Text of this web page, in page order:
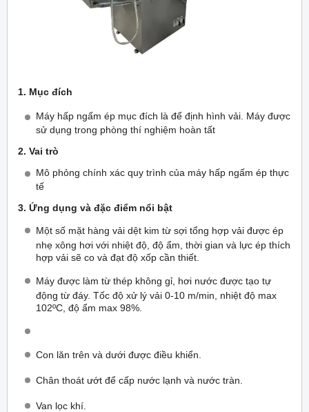
1. Mục đích
Máy hấp ngấm ép mục đích là để định hình vải. Máy được
sử dụng trong phòng thí nghiệm hoàn tất
2. Vai trò
Mô phỏng chính xác quy trình của máy hấp ngấm ép thực
tế
3. Ứng dụng và đặc điểm nổi bật
Một số mặt hàng vải dệt kim từ sợi tổng hợp vải được ép
nhẹ xông hơi với nhiệt độ, độ ẩm, thời gian và lực ép thích
hợp vải sẽ co và đạt độ xốp cần thiết.
Máy được làm từ thép không gỉ, hơi nước được tạo tự
động từ đáy. Tốc độ xử lý vải 0-10 m/min, nhiệt độ max
102ºC, độ ẩm max 98%.
Con lăn trên và dưới được điều khiển.
Chân thoát ướt để cấp nước lạnh và nước tràn.
Van lọc khí.